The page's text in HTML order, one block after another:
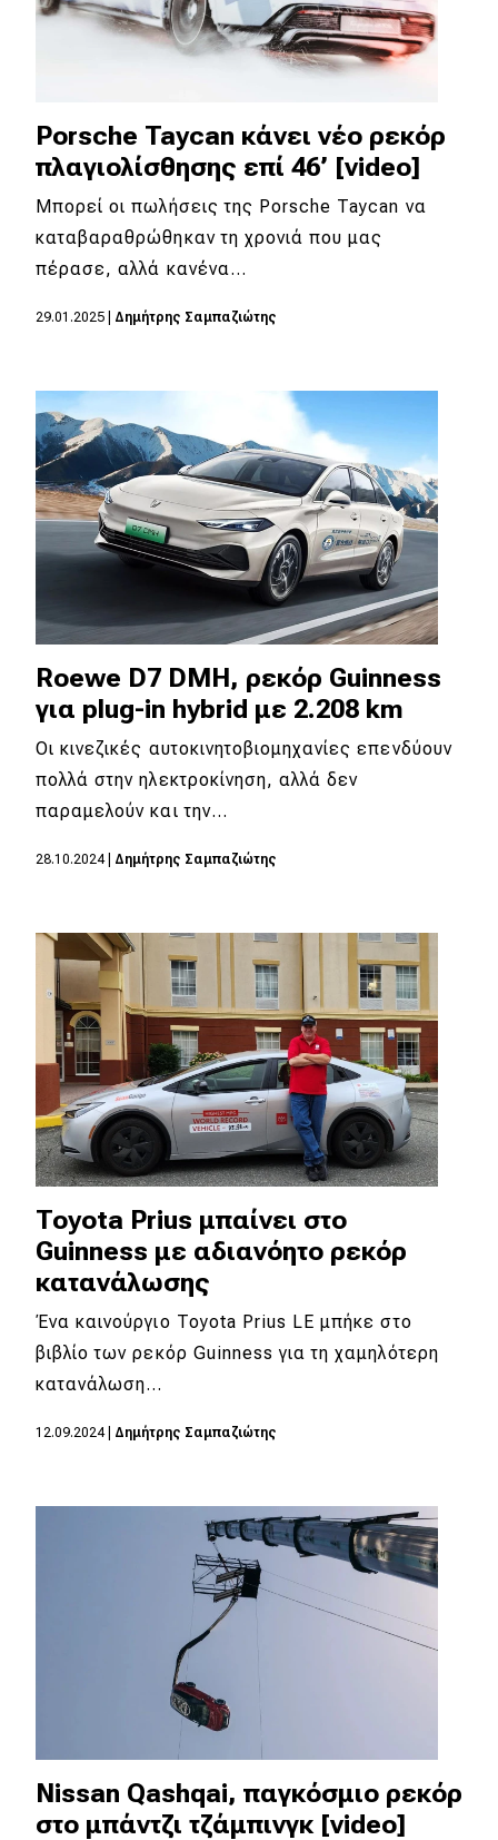
Δοκιμή
Αγώνες
Formula 1
WRC
Motorsport
Eco
Νέα
Τεχνολογία
Mobility
Σταθμοί φόρτισης
Classic
Νέα
Παρουσιάσεις
Μεταχειρισμένο
Οδηγός αγοράς
Συμβουλές
Χρηστικά
Συμβουλές
ΚΤΕΟ
Οδική βοήθεια
eDRIVE
Porsche Taycan κάνει νέο ρεκόρ
πλαγιολίσθησης επί 46’ [video]
Μπορεί οι πωλήσεις της Porsche Taycan να
καταβαραθρώθηκαν τη χρονιά που μας
πέρασε, αλλά κανένα…
29.01.2025 Δημήτρης Σαμπαζιώτης
Roewe D7 DMH, ρεκόρ Guinness
για plug-in hybrid με 2.208 km
Οι κινεζικές αυτοκινητοβιομηχανίες επενδύουν
πολλά στην ηλεκτροκίνηση, αλλά δεν
παραμελούν και την…
28.10.2024| Δημήτρης Σαμπαζιώτης
Toyota Prius μπαίνει στο
Guinness με αδιανόητο ρεκόρ
κατανάλωσης
Ένα καινούργιο Toyota Prius LE μπήκε στο
βιβλίο των ρεκόρ Guinness για τη χαμηλότερη
κατανάλωση…
12.09.2024| Δημήτρης Σαμπαζιώτης
Nissan Qashqai, παγκόσμιο ρεκόρ
στο μπάντζι τζάμπινγκ [video]